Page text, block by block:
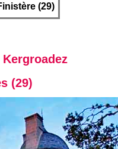
(29)
(29)